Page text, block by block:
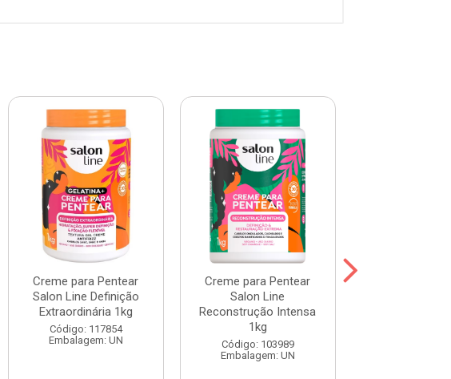
Creme para Pentear
Salon Line Definição
Extraordinária 1kg
Código: 117854
Embalagem: UN
Creme para Pentear
Salon Line
Reconstrução Intensa
1kg
Código: 103989
Embalagem: UN